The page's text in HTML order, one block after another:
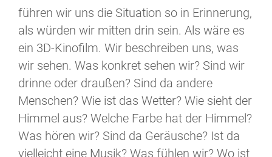
führen wir uns die Situation so in Erinnerung,
als würden wir mitten drin sein. Als wäre es
ein 3D-Kinofilm. Wir beschreiben uns, was
wir sehen. Was konkret sehen wir? Sind wir
drinne oder draußen? Sind da andere
Menschen? Wie ist das Wetter? Wie sieht der
Himmel aus? Welche Farbe hat der Himmel?
Was hören wir? Sind da Geräusche? Ist da
vielleicht eine Musik? Was fühlen wir? Wo ist